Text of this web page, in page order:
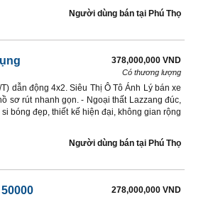
Người dùng bán tại Phú Thọ
378,000,000 VND
Có thương lượng
dẫn động 4x2. Siêu Thị Ô Tô Ánh Lý bán xe
sơ rút nhanh gọn. - Ngoại thất Lazzang đúc,
bóng đẹp, thiết kế hiện đại, không gian rộng
Người dùng bán tại Phú Thọ
278,000,000 VND